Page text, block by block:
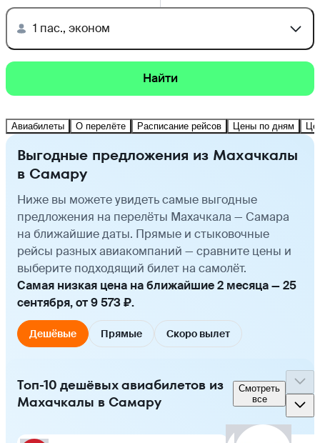
1 пас., эконом
Найти
Авиабилеты О перелёте Расписание рейсов Цены по дням
Выгодные предложения из Махачкалы
в Самару
Ниже вы можете увидеть самые выгодные
предложения на перелёты Махачкала — Самара
на ближайшие даты. Прямые и стыковочные
рейсы разных авиакомпаний — сравните цены и
выберите подходящий билет на самолёт.
Самая низкая цена на ближайшие 2 месяца — 25
сентября, от 9 573 ₽.
Дешёвые Прямые Скоро вылет
Топ-10 дешёвых авиабилетов из
Махачкалы в Самару
Смотреть
все